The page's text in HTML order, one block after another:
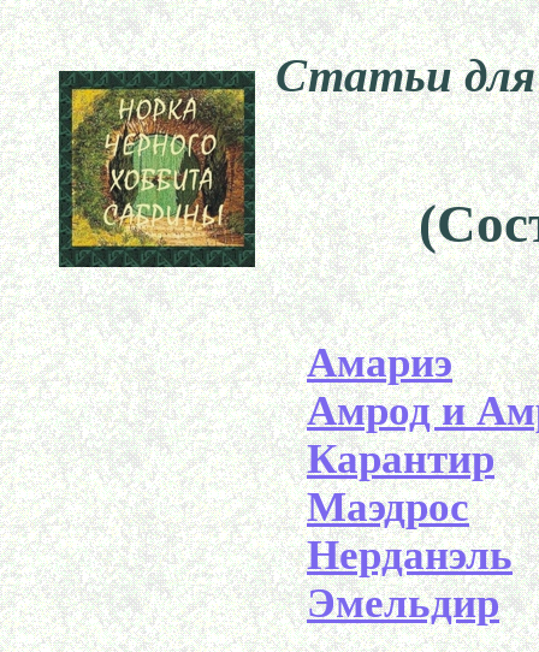
Статьи для
Амариэ
Амрод и
Карантир
Маэдрос
Нерданэль
Эмельдир